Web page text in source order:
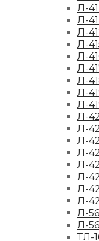
Л-
Л-
Л-
Л-
Л-
Л-
Л-
Л-
Л-
Л-
Л-
Л-
Л-
Л-
Л-
Л-
Л-
Л-
Л-
ТЛ-